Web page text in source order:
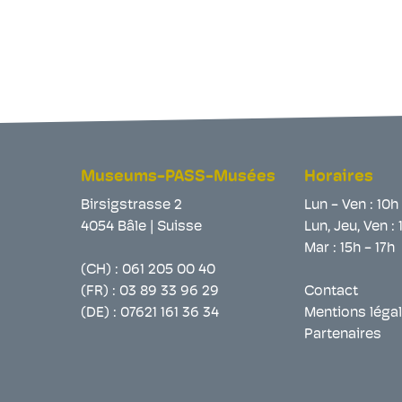
Museums-PASS-Musées
Birsigstrasse 2
4054 Bâle | Suisse
(CH) : 061 205 00 40
(FR) : 03 89 33 96 29
(DE) : 07621 161 36 34
Horaires
Lun - Ven : 10h
Lun, Jeu, Ven :
Mar : 15h - 17h
Contact
Mentions
Partenaires